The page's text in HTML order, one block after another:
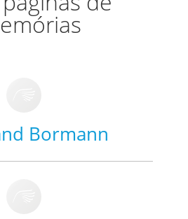
Bormann